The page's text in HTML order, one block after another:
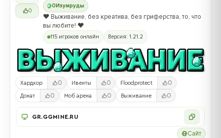
0
0 Изумруды
❤️ Выживание, без креатива, без гриферства, то, что
вы любите! ❤️
115 игроков онлайн Версия: 1.21.2
Хардкор 0 Ивенты 0 Floodprotect 0
Донат 0 Моб арена 0 Выживание 0
GR.GGMINE.RU
Сайт